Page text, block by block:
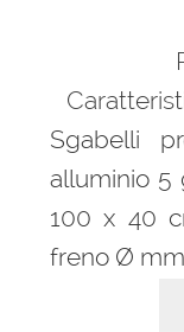
Sgabelli
alluminio 5
100 x 40
freno Ø